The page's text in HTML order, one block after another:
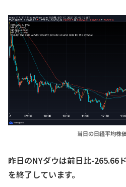
当日の日経平均株
昨日のNYダウは前日比-265.66
を終了しています。